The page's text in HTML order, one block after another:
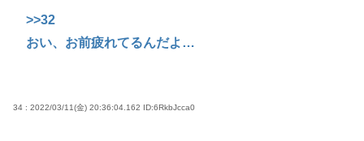
>>32
おい、お前疲れてるんだよ…
34 : 2022/03/11(金) 20:36:04.162 ID:6RkbJcca0